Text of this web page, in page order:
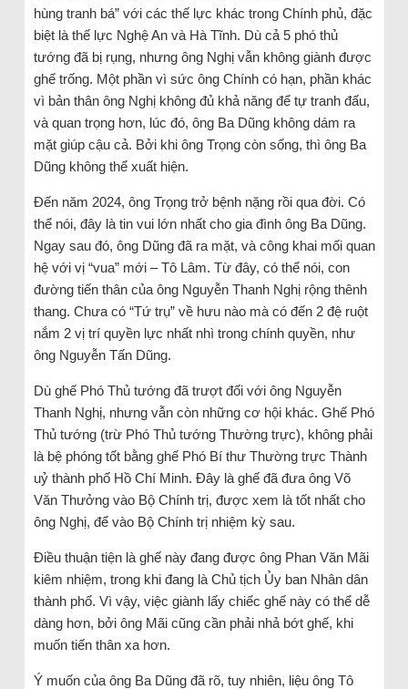
hùng tranh bá” với các thế lực khác trong Chính phủ, đặc
biệt là thế lực Nghệ An và Hà Tĩnh. Dù cả 5 phó thủ
tướng đã bị rụng, nhưng ông Nghị vẫn không giành được
ghế trống. Một phần vì sức ông Chính có hạn, phần khác
vì bản thân ông Nghị không đủ khả năng để tự tranh đấu,
và quan trọng hơn, lúc đó, ông Ba Dũng không dám ra
mặt giúp cậu cả. Bởi khi ông Trọng còn sống, thì ông Ba
Dũng không thể xuất hiện.
Đến năm 2024, ông Trọng trở bệnh nặng rồi qua đời. Có
thể nói, đây là tin vui lớn nhất cho gia đình ông Ba Dũng.
Ngay sau đó, ông Dũng đã ra mặt, và công khai mối quan
hệ với vị “vua” mới – Tô Lâm. Từ đây, có thể nói, con
đường tiến thân của ông Nguyễn Thanh Nghị rộng thênh
thang. Chưa có “Tứ trụ” về hưu nào mà có đến 2 đệ ruột
nắm 2 vị trí quyền lực nhất nhì trong chính quyền, như
ông Nguyễn Tấn Dũng.
Dù ghế Phó Thủ tướng đã trượt đối với ông Nguyễn
Thanh Nghị, nhưng vẫn còn những cơ hội khác. Ghế Phó
Thủ tướng (trừ Phó Thủ tướng Thường trực), không phải
là bệ phóng tốt bằng ghế Phó Bí thư Thường trực Thành
uỷ thành phố Hồ Chí Minh. Đây là ghế đã đưa ông Võ
Văn Thưởng vào Bộ Chính trị, được xem là tốt nhất cho
ông Nghị, để vào Bộ Chính trị nhiệm kỳ sau.
Điều thuận tiện là ghế này đang được ông Phan Văn Mãi
kiêm nhiệm, trong khi đang là Chủ tịch Ủy ban Nhân dân
thành phố. Vì vậy, việc giành lấy chiếc ghế này có thể dễ
dàng hơn, bởi ông Mãi cũng cần phải nhả bớt ghế, khi
muốn tiến thân xa hơn.
Ý muốn của ông Ba Dũng đã rõ, tuy nhiên, liệu ông Tô